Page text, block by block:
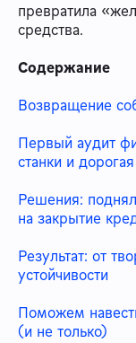
превратила
средства.
Содержание
Возвращение
Первый аудит
станки и
Решения:
на закрытие
Результат: от
устойчивости
Поможем
(и не только)